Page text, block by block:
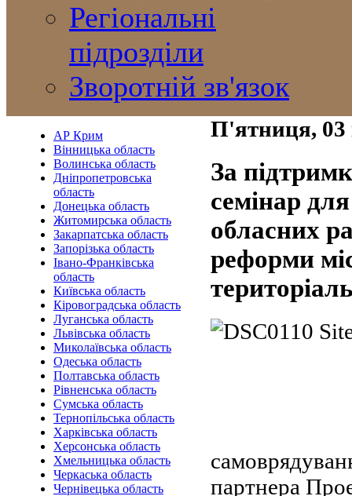
Регіональні
підрозділи
Зворотній зв'язок
АР Крим
Вінницька область
Волинська область
Дніпропетровська
область
Донецька область
Житомирська область
Закарпатська область
Запорізька область
Івано-Франківська
область
Київська область
Кіровоградська область
Луганська область
Львівська область
Миколаївська область
Одеська область
Полтавська область
Рівненська область
Сумська область
Тернопільська область
Харківська область
Херсонська область
Хмельницька область
Черкаська область
Чернівецька область
П'ятниця, 03
За
семінар
обласних
реформи
партнера